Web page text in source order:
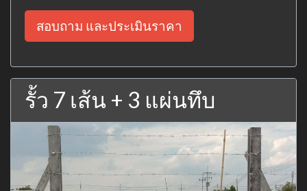
สอบถาม และประเมินราคา
รั้ว 7 เส้น + 3 แผ่นทึบ